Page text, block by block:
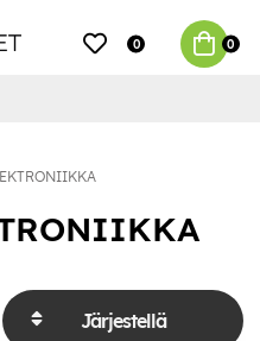
0 0
Järjestellä